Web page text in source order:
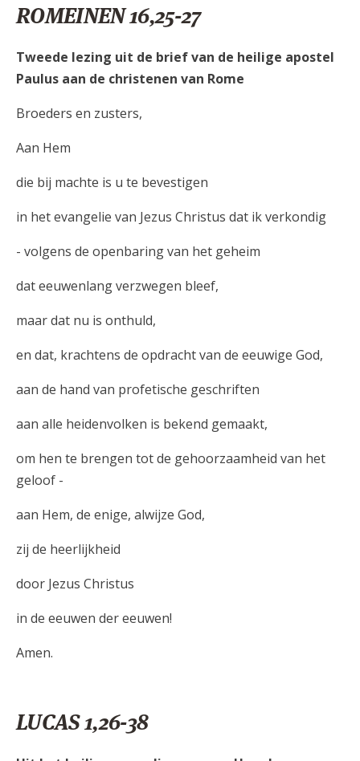
ROMEINEN 16,25-27
Tweede lezing uit de brief van de heilige apostel
Paulus aan de christenen van Rome
Broeders en zusters,
Aan Hem
die bij machte is u te bevestigen
in het evangelie van Jezus Christus dat ik verkondig
- volgens de openbaring van het geheim
dat eeuwenlang verzwegen bleef,
maar dat nu is onthuld,
en dat, krachtens de opdracht van de eeuwige God,
aan de hand van profetische geschriften
aan alle heidenvolken is bekend gemaakt,
om hen te brengen tot de gehoorzaamheid van het
geloof -
aan Hem, de enige, alwijze God,
zij de heerlijkheid
door Jezus Christus
in de eeuwen der eeuwen!
Amen.
LUCAS 1,26-38